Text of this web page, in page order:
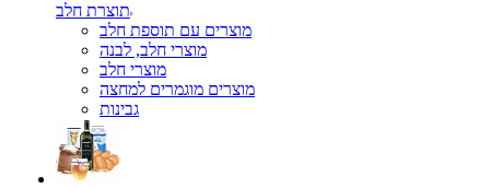
תוצרת חלב
מוצרים עם תוספת חלב
מוצרי חלב, לבנה
מוצרי חלב
מוצרים מוגמרים למחצה
גבינות